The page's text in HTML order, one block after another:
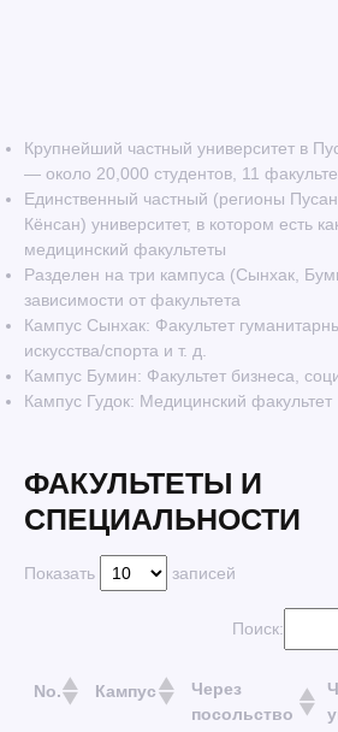
Крупнейший частный университет в
— около 20,000 студентов, 11
Единственный частный (регионы
Кёнсан) университет, в котором есть
медицинский факультеты
Разделен на три кампуса (Сынхак,
зависимости от факультета
Кампус Сынхак: Факультет
искусства/спорта и т. д.
Кампус Бумин: Факультет бизнеса,
Кампус Гудок: Медицинский факультет
ФАКУЛЬТЕТЫ И
СПЕЦИАЛЬНОСТИ
Показать записей
Поиск:
No. Кампус
Через
посольство